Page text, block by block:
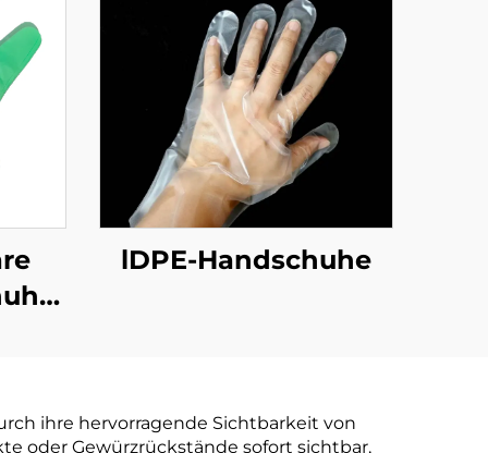
lDPE-Handschuhe
ihre hervorragende Sichtbarkeit von
oder Gewürzrückstände sofort sichtbar,